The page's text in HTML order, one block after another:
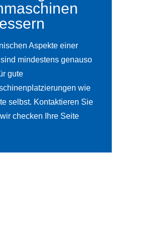
Aspekte einer
mindestens genauso
gute
wie
selbst. Kontaktieren Sie
checken Ihre Seite